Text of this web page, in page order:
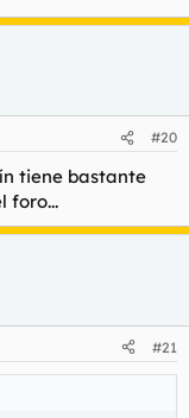
#20
tiene bastante
foro...
#21